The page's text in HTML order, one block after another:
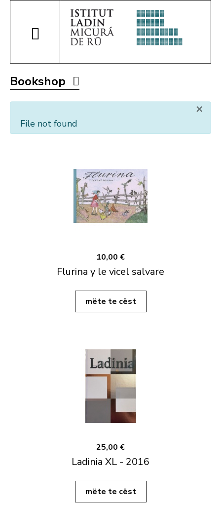
Bookshop
×
File not found
10,00 €
Flurina y le vicel salvare
mëte te cëst
25,00 €
Ladinia XL - 2016
mëte te cëst